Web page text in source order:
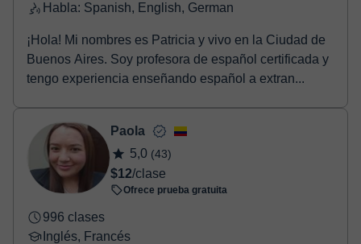
Habla: Spanish, English, German
¡Hola! Mi nombres es Patricia y vivo en la Ciudad de
Buenos Aires. Soy profesora de español certificada y
tengo experiencia enseñando español a extran...
Paola
5,0 (43)
$12/clase
Ofrece prueba gratuita
996 clases
Inglés, Francés